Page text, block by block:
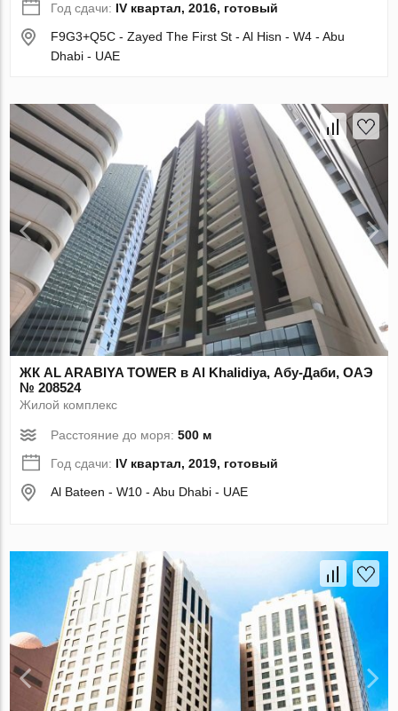
Год сдачи: IV квартал, 2016, готовый
F9G3+Q5C - Zayed The First St - Al Hisn - W4 - Abu
Dhabi - UAE
ЖК AL ARABIYA TOWER в Al Khalidiya, Абу-Даби, ОАЭ
№ 208524
Жилой комплекс
Расстояние до моря:500 м
Год сдачи: IV квартал, 2019, готовый
Al Bateen - W10 - Abu Dhabi - UAE